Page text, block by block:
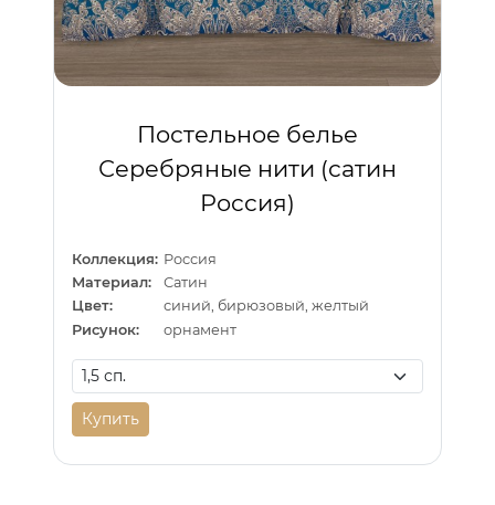
Постельное белье
Серебряные нити (сатин
Россия)
Коллекция: Россия
Материал:
Сатин
Цвет:
синий, бирюзовый, желтый
Рисунок:
орнамент
Купить